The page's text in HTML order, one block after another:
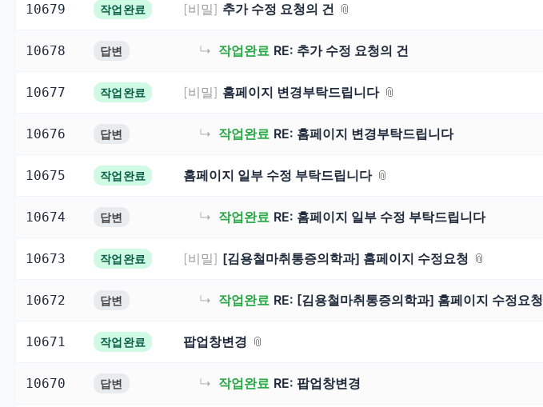
작
지
원
및
AI
검
10679 작업완료 [비밀] 추가 수정 요청의 건
10678 답변 ↳ 작업완료 RE: 추가 수정 요청의 건
10677 작업완료 [비밀] 홈페이지 변경부탁드립니다
10676 답변 ↳ 작업완료 RE: 홈페이지 변경부탁드립니다
10675 작업완료 홈페이지 일부 수정 부탁드립니다
10674 답변 ↳ 작업완료 RE: 홈페이지 일부 수정 부탁드립니다
10673 작업완료 [비밀] [김용철마취통증의학과] 홈페이지 수정요청
10672 답변 ↳ 작업완료 RE: [김용철마취통증의학과] 홈페이지 수정요청
10671 작업완료 팝업창변경
10670 답변 ↳ 작업완료 RE: 팝업창변경